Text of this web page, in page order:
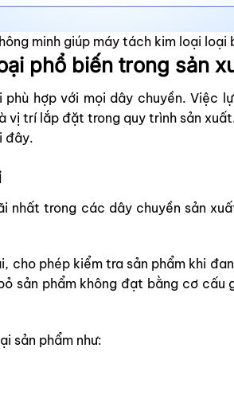
minh giúp máy tách kim loại
phổ biến trong sản
hợp với mọi dây chuyền. Việc
vị trí lắp đặt trong quy trình sản
đây.
nhất trong các dây chuyền sản
phép kiểm tra sản phẩm khi
sản phẩm không đạt bằng cơ cấu
sản phẩm như: